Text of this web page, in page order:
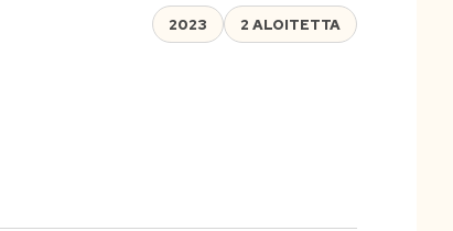
2023 2 ALOITETTA